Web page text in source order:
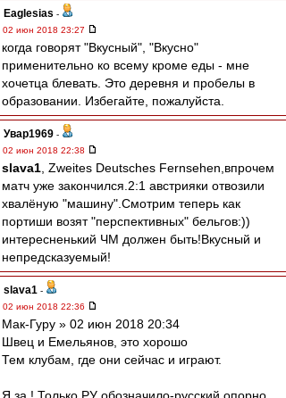
Eaglesias -
02 июн 2018 23:27
когда говорят "Вкусный", "Вкусно"
применительно ко всему кроме еды - мне
хочетца блевать. Это деревня и пробелы в
образовании. Избегайте, пожалуйста.
Увар1969 -
02 июн 2018 22:38
slava1 , Zweites Deutsches Fernsehen,впрочем
матч уже закончился.2:1 австрияки отвозили
хвалёную "машину".Смотрим теперь как
портиши возят "перспективных" бельгов:))
интересненький ЧМ должен быть!Вкусный и
непредсказуемый!
slava1 -
02 июн 2018 22:36
Мак-Гуру » 02 июн 2018 20:34
Швец и Емельянов, это хорошо
Тем клубам, где они сейчас и играют.